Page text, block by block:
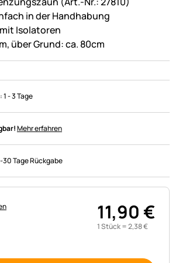
in der Handhabung
Isolatoren
über Grund: ca. 80cm
1 - 3 Tage
Mehr erfahren
-30 Tage Rückgabe
11,90€
1 Stück =2,38€